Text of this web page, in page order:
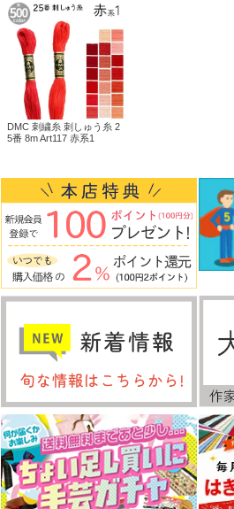
DMC 刺繍糸 刺しゅう糸 2
5番 8m Art117 赤系1